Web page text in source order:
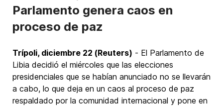
Parlamento genera caos en
proceso de paz
Trípoli, diciembre 22 (Reuters) - El Parlamento de
Libia decidió el miércoles que las elecciones
presidenciales que se habían anunciado no se llevarán
a cabo, lo que deja en un caos al proceso de paz
respaldado por la comunidad internacional y pone en